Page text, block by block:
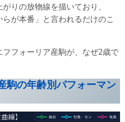
りの放物線を描いており、
らが本番」と言われるだけのこ
フォーリア産駒が、なぜ2歳で
駒の年齢別パフォーマン